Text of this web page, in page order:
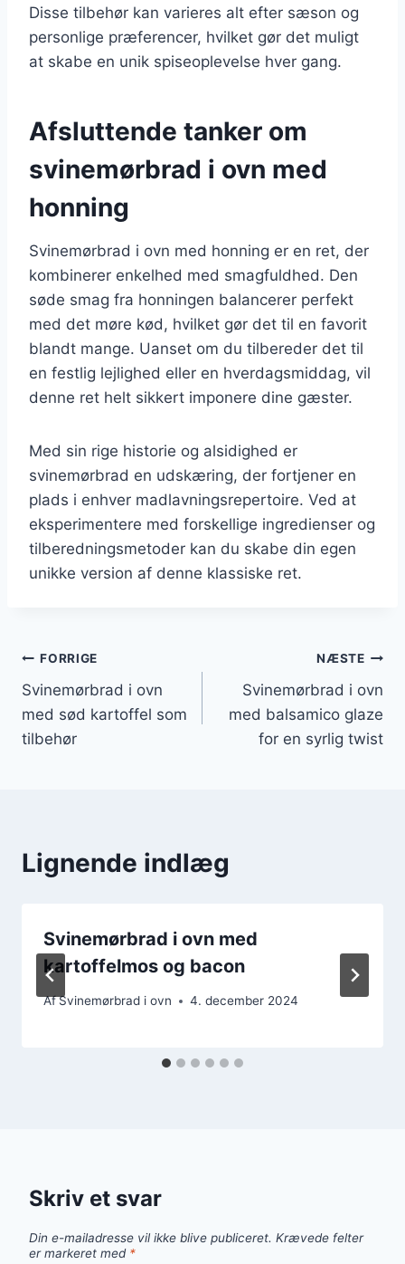
Disse tilbehør kan varieres alt efter sæson og
personlige præferencer, hvilket gør det muligt
at skabe en unik spiseoplevelse hver gang.
Afsluttende tanker om
svinemørbrad i ovn med
honning
Svinemørbrad i ovn med honning er en ret, der
kombinerer enkelhed med smagfuldhed. Den
søde smag fra honningen balancerer perfekt
med det møre kød, hvilket gør det til en favorit
blandt mange. Uanset om du tilbereder det til
en festlig lejlighed eller en hverdagsmiddag, vil
denne ret helt sikkert imponere dine gæster.
Med sin rige historie og alsidighed er
svinemørbrad en udskæring, der fortjener en
plads i enhver madlavningsrepertoire. Ved at
eksperimentere med forskellige ingredienser og
tilberedningsmetoder kan du skabe din egen
unikke version af denne klassiske ret.
Indlægsnavigation
FORRIGE
Svinemørbrad i ovn
med sød kartoffel som
tilbehør
NÆSTE
Svinemørbrad i ovn
med balsamico glaze
for en syrlig twist
Lignende indlæg
Svinemørbrad i ovn med
kartoffelmos og bacon
AfSvinemørbrad i ovn 4. december 2024
Skriv et svar
Din e-mailadresse vil ikke blive publiceret. Krævede felter
er markeret med *